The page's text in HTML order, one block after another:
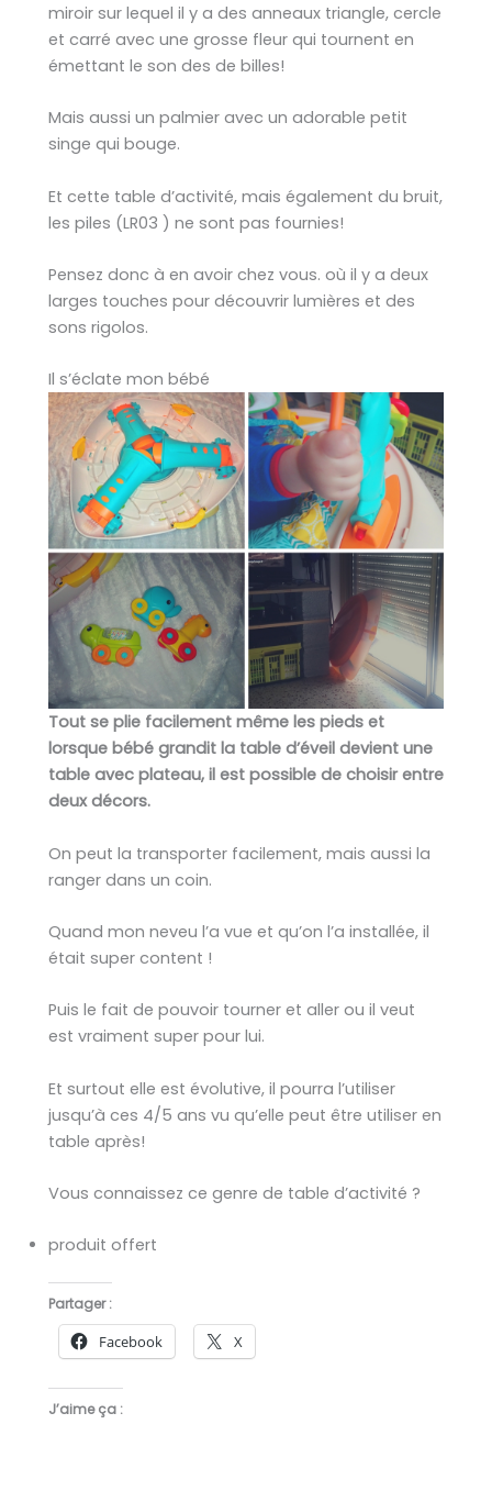
miroir sur lequel il y a des anneaux triangle, cercle
et carré avec une grosse fleur qui tournent en
émettant le son des de billes!
Mais aussi un palmier avec un adorable petit
singe qui bouge.
Et cette table d’activité, mais également du bruit,
les piles (LR03 ) ne sont pas fournies!
Pensez donc à en avoir chez vous. où il y a deux
larges touches pour découvrir lumières et des
sons rigolos.
Il s’éclate mon bébé
Tout se plie facilement même les pieds et
lorsque bébé grandit la table d’éveil devient une
table avec plateau, il est possible de choisir entre
deux décors.
On peut la transporter facilement, mais aussi la
ranger dans un coin.
Quand mon neveu l’a vue et qu’on l’a installée, il
était super content !
Puis le fait de pouvoir tourner et aller ou il veut
est vraiment super pour lui.
Et surtout elle est évolutive, il pourra l’utiliser
jusqu’à ces 4/5 ans vu qu’elle peut être utiliser en
table après!
Vous connaissez ce genre de table d’activité ?
produit offert
Partager :
Facebook X
J’aime ça :